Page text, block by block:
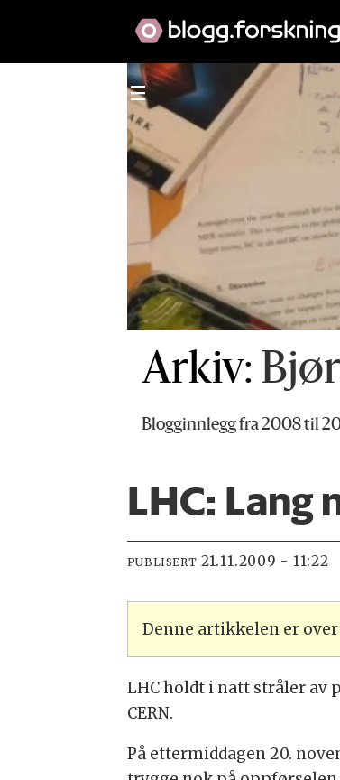
Arkiv:
Blogginnlegg fra 2008 til
LHC: Lang
PUBLISERT 21.11.2009 - 11:22
Denne artikkelen er
LHC holdt i natt stråler av
CERN.
På ettermiddagen 20.